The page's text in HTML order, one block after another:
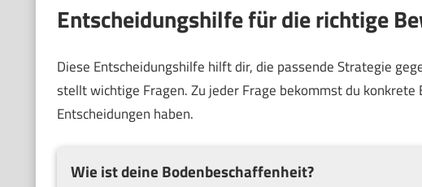
Entscheidungshilfe für die richtige
Diese Entscheidungshilfe hilft dir, die passende Strategie
stellt wichtige Fragen. Zu jeder Frage bekommst du
Entscheidungen haben.
Wie ist deine Bodenbeschaffenheit?